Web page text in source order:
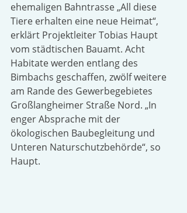
ehemaligen Bahntrasse „All diese
Tiere erhalten eine neue Heimat“,
erklärt Projektleiter Tobias Haupt
vom städtischen Bauamt. Acht
Habitate werden entlang des
Bimbachs geschaffen, zwölf weitere
am Rande des Gewerbegebietes
Großlangheimer Straße Nord. „In
enger Absprache mit der
ökologischen Baubegleitung und
Unteren Naturschutzbehörde“, so
Haupt.